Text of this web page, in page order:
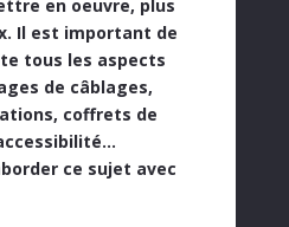
en oeuvre, plus
Il est important de
tous les aspects
de câblages,
coffrets de
ce sujet avec